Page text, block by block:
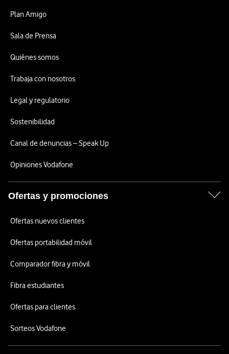
Plan Amigo
Sala de Prensa
Quiénes somos
Trabaja con nosotros
Legal y regulatorio
Sostenibilidad
Canal de denuncias – Speak Up
Opiniones Vodafone
Ofertas y promociones
Ofertas nuevos clientes
Ofertas portabilidad móvil
Comparador fibra y móvil
Fibra estudiantes
Ofertas para clientes
Sorteos Vodafone